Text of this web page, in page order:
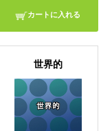
カートに入れる
世界的